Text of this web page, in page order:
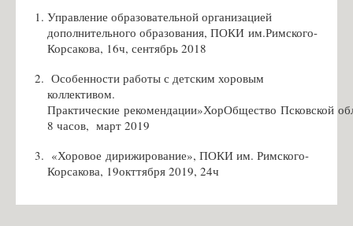
Удальцова М.Д., учитель русского языка
Косаржевская Я.Л., учитель географии
Тиханова С.С., учитель биологии
Исакова О.Ю., учитель математики
Журавлёва А.В., учитель технологии
Управление образовательной организацией
дополнительного образования, ПОКИ им.Римского-
Корсакова, 16ч, сентябрь 2018
Особенности работы с детским хоровым
коллективом.
Практические рекомендации»ХорОбщество Псковской
8 часов, март 2019
«Хоровое дирижирование», ПОКИ им. Римского-
Корсакова, 19окттября 2019, 24ч